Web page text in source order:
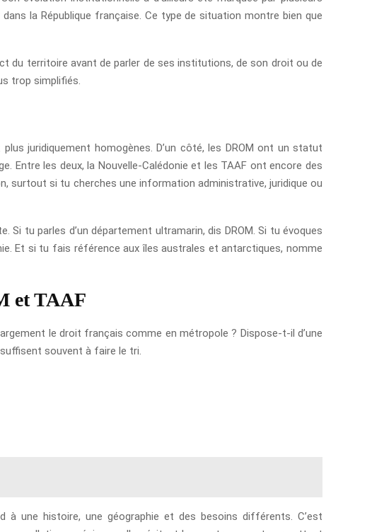
la République française. Ce type de situation montre bien que
du territoire avant de parler de ses institutions, de son droit ou de
trop simplifiés.
juridiquement homogènes. D’un côté, les DROM ont un statut
Entre les deux, la Nouvelle-Calédonie et les TAAF ont encore des
surtout si tu cherches une information administrative, juridique ou
tu parles d’un département ultramarin, dis DROM. Si tu évoques
Et si tu fais référence aux îles australes et antarctiques, nomme
et TAAF
le droit français comme en métropole ? Dispose-t-il d’une
souvent à faire le tri.
une histoire, une géographie et des besoins différents. C’est